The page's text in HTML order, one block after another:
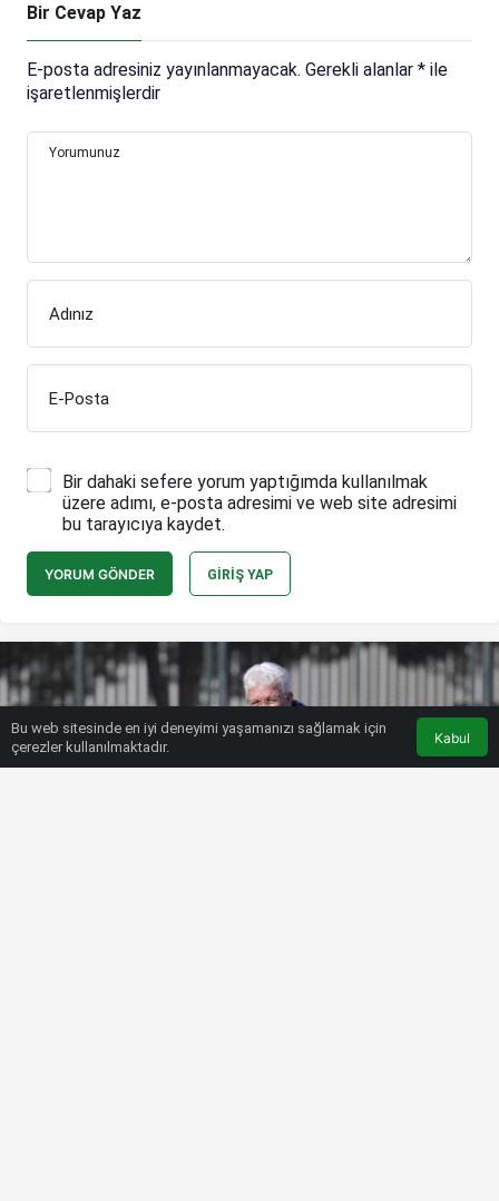
Bir Cevap Yaz
E-posta adresiniz yayınlanmayacak. Gerekli alanlar * ile
işaretlenmişlerdir
Yorumunuz
Adınız
E-Posta
Bir dahaki sefere yorum yaptığımda kullanılmak
üzere adımı, e-posta adresimi ve web site adresimi
bu tarayıcıya kaydet.
YORUM GÖNDER GIRIŞ YAP
Bu web sitesinde en iyi deneyimi yaşamanızı sağlamak için
çerezler kullanılmaktadır.
Kabul